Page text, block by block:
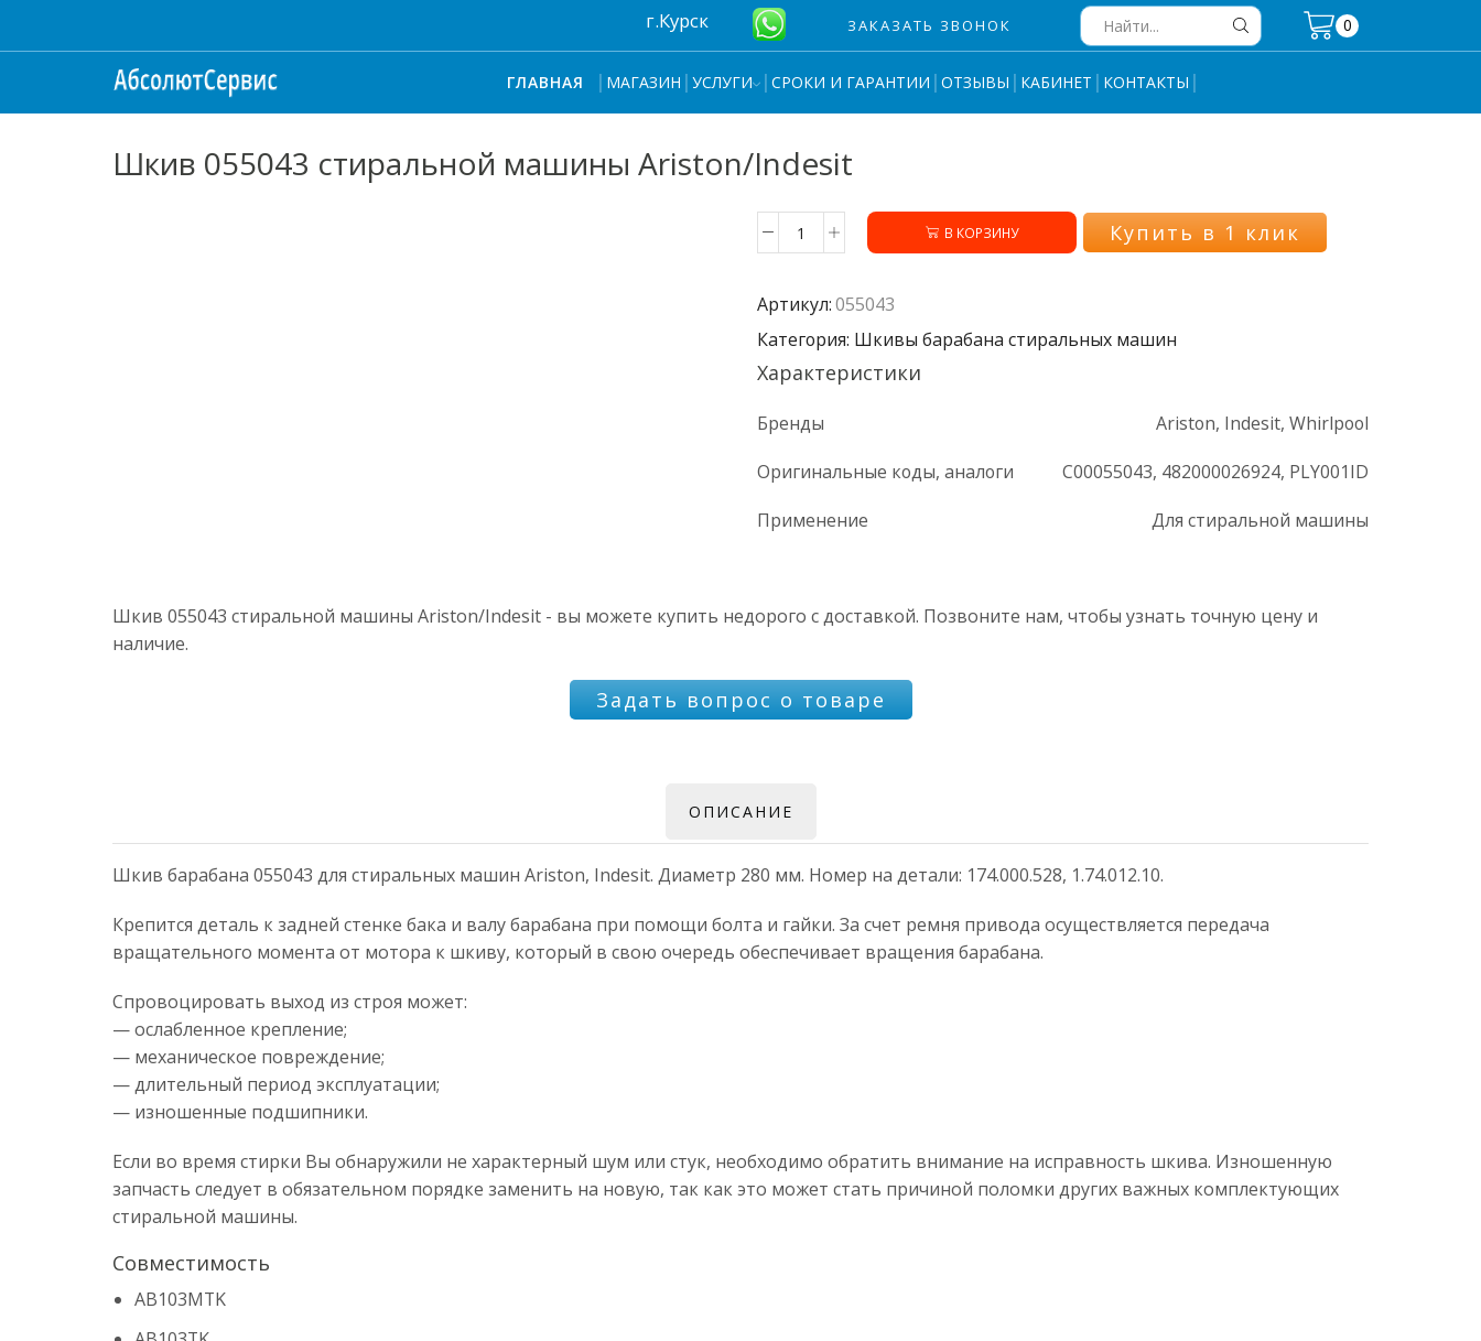
г.Курск ЗАКАЗАТЬ ЗВОНОК
input
0
ГЛАВНАЯ МАГАЗИН УСЛУГИ СРОКИ И ГАРАНТИИ ОТЗЫВЫ КАБИНЕТ КОНТАКТЫ
Шкив 055043 стиральной машины Ariston/Indesit
Количество
055043
стиральной
машины
Ariston/Indesit
В КОРЗИНУ Купить в 1 клик
Артикул:055043
Категория: Шкивы барабана стиральных машин
Характеристики
Бренды
Ariston, Indesit, Whirlpool
Оригинальные коды, аналоги
C00055043, 482000026924, PLY001ID
Применение
Для стиральной машины
Шкив 055043 стиральной машины Ariston/Indesit - вы можете купить недорого с доставкой. Позвоните нам, чтобы узнать точную цену и
наличие.
Задать вопрос о товаре
ОПИСАНИЕ
Шкив барабана 055043 для стиральных машин Ariston, Indesit. Диаметр 280 мм. Номер на детали: 174.000.528, 1.74.012.10.
Крепится деталь к задней стенке бака и валу барабана при помощи болта и гайки. За счет ремня привода осуществляется передача
вращательного момента от мотора к шкиву, который в свою очередь обеспечивает вращения барабана.
Спровоцировать выход из строя может:
— ослабленное крепление;
— механическое повреждение;
— длительный период эксплуатации;
— изношенные подшипники.
Если во время стирки Вы обнаружили не характерный шум или стук, необходимо обратить внимание на исправность шкива. Изношенную
запчасть следует в обязательном порядке заменить на новую, так как это может стать причиной поломки других важных комплектующих
стиральной машины.
Совместимость
AB103MTK